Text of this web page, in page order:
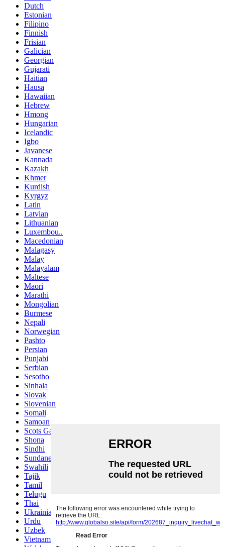
Dutch
Estonian
Filipino
Finnish
Frisian
Galician
Georgian
Gujarati
Haitian
Hausa
Hawaiian
Hebrew
Hmong
Hungarian
Icelandic
Igbo
Javanese
Kannada
Kazakh
Khmer
Kurdish
Kyrgyz
Latin
Latvian
Lithuanian
Luxembou..
Macedonian
Malagasy
Malay
Malayalam
Maltese
Maori
Marathi
Mongolian
Burmese
Nepali
Norwegian
Pashto
Persian
Punjabi
Serbian
Sesotho
Sinhala
Slovak
Slovenian
Somali
Samoan
Scots Gaelic
Shona
Sindhi
Sundanese
Swahili
Tajik
Tamil
Telugu
Thai
Ukrainian
Urdu
Uzbek
Vietnamese